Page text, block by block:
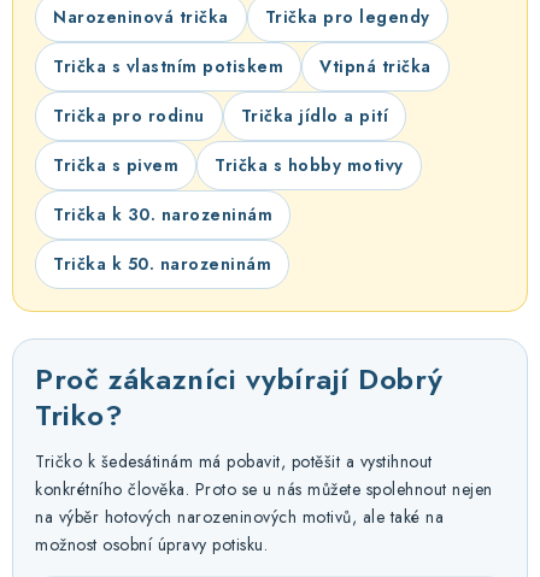
Narozeninová trička Trička pro legendy
Trička s vlastním potiskem Vtipná trička
Trička pro rodinu Trička jídlo a pití
Trička s pivem Trička s hobby motivy
Trička k 30. narozeninám
Trička k 50. narozeninám
Proč zákazníci vybírají Dobrý
Triko?
Tričko k šedesátinám má pobavit, potěšit a vystihnout
konkrétního člověka. Proto se u nás můžete spolehnout nejen
na výběr hotových narozeninových motivů, ale také na
možnost osobní úpravy potisku.